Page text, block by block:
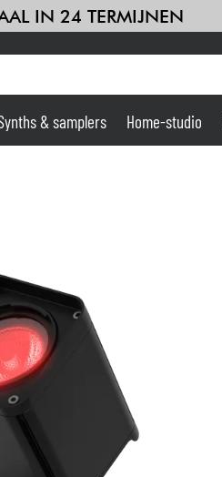
IN 24 TERMIJNEN
Drums & percussie
Kinderen
& samplers Home-studio